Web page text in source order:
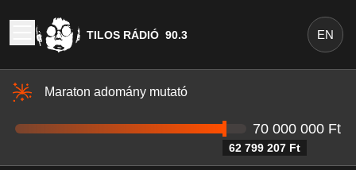
TILOS RÁDIÓ 90.3 EN
Maraton adomány mutató
62 799 207 Ft
70 000 000 Ft